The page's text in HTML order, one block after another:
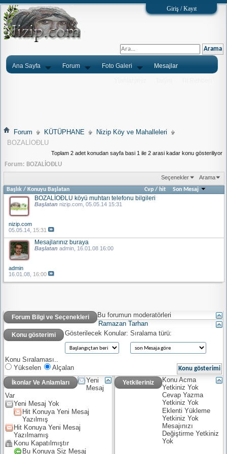
Giriş / Kayıt
Ana Sayfa Forum Foto Galeri Mesajlar
Forum KÜTÜPHANE
Nizip Köy ve Mahalleleri
BOZALİOÐLU
Toplam 2 adet konudan sayfa basi 1 ile 2 arasi kadar konu gösteriliyor
Forum: BOZALİOÐLU
Seçenekler Arama
Başlık / Konuyu Başlatan Cvp /hit Son Mesaj
BOZALİOÐLU köyü muhtarı telefonu bilgileri
Başlatan nizip.com, 05.05.14 15:31
nizip.com
05.05.14, 15:31
Mesajlarınız buraya
Başlatan admin, 16.01.08 16:00
admin
16.01.08, 16:00
Forum Bilgi ve Seçenekleri
Bu forumun moderatörleri
Ramazan Tarhan
Konu gösterimi Gösterilecek Konular: Sıralama türü:
Konu Sıralaması..
Yükselen
Alçalan
İkonlar Ve Anlamları
Yeni
Mesaj
Var
Yeni Mesaj Yok
Hit Konuya Yeni Mesaj
Yazılmış
Hit Konuya Yeni Mesaj
Yazılmamış
Konu Kapatılmıştır
Bu Konuya Siz Mesaj
Yetkileriniz
Konu Acma
YetkinizYok
Cevap Yazma
YetkinizYok
Eklenti Yükleme
YetkinizYok
Mesajınızı
Değiştirme Yetkiniz
Yok